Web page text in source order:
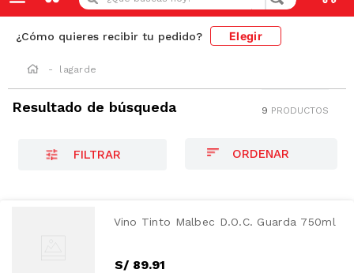
¿Cómo quieres recibir tu pedido? Elegir
lagarde
Resultado de búsqueda 9 PRODUCTOS
FILTRAR
Vino Tinto Malbec D.O.C. Guarda 750ml
S/ 89.91